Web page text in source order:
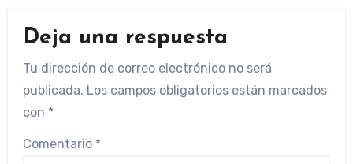
Deja una respuesta
Tu dirección de correo electrónico no será
publicada. Los campos obligatorios están marcados
con *
Comentario *